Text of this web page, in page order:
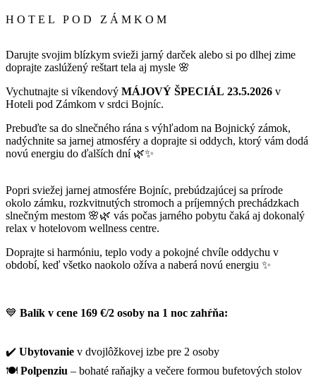
Rezervácie
HOTEL POD ZÁMKOM
Darujte svojim blízkym svieži jarný darček alebo si po dlhej zime
doprajte zaslúžený reštart tela aj mysle 🌸
Vychutnajte si víkendový MÁJOVÝ ŠPECIÁL 23.5.2026 v
Hoteli pod Zámkom v srdci Bojníc.
Prebuďte sa do slnečného rána s výhľadom na Bojnický zámok,
nadýchnite sa jarnej atmosféry a doprajte si oddych, ktorý vám dodá
novú energiu do ďalších dní 🌿✨
Popri sviežej jarnej atmosfére Bojníc, prebúdzajúcej sa prírode
okolo zámku, rozkvitnutých stromoch a príjemných prechádzkach
slnečným mestom 🌸🌿 vás počas jarného pobytu čaká aj dokonalý
relax v hotelovom wellness centre.
Doprajte si harmóniu, teplo vody a pokojné chvíle oddychu v
období, keď všetko naokolo ožíva a naberá novú energiu ✨
💙 Balík v cene 169 €/2 osoby na 1 noc zahŕňa:
✔️ Ubytovanie v dvojlôžkovej izbe pre 2 osoby
🍽️ Polpenziu – bohaté raňajky a večere formou bufetových stolov